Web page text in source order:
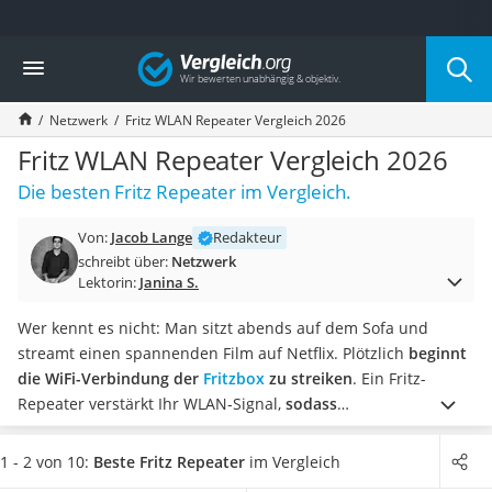
Die beliebtesten Vergleiche nach Kategorie
Elektronik
Powerstation
Monitor 32 Zoll 4K
Fernseher
Drucker
Desktop-PC
Diascanner
Laser-Multifunktionsdrucker
Powerstation mit Solarpanel
Gaming-PC
Soundbar
17-Zoll-Laptop
Satellitenschüssel
Gaming-Headset
Vergleich
Netzwerk Fritz WLAN Repeater Vergleich 2026
Fritz WLAN Repeater Vergleich 2026
Die besten Fritz Repeater im Vergleich.
Von: Jacob Lange
Redakteur
schreibt über: Netzwerk
Lektorin: Janina S.
Wer kennt es nicht: Man sitzt abends auf dem Sofa und
streamt einen spannenden Film auf Netflix. Plötzlich beginnt
die WiFi-Verbindung der Fritzbox zu streiken. Ein Fritz-
Repeater verstärkt Ihr WLAN-Signal, sodass
Verbindungsprobleme der Vergangenheit angehören.
Achten Sie beim Kauf darauf, dass unterschiedliche
1 - 2 von 10: Beste Fritz Repeater im Vergleich